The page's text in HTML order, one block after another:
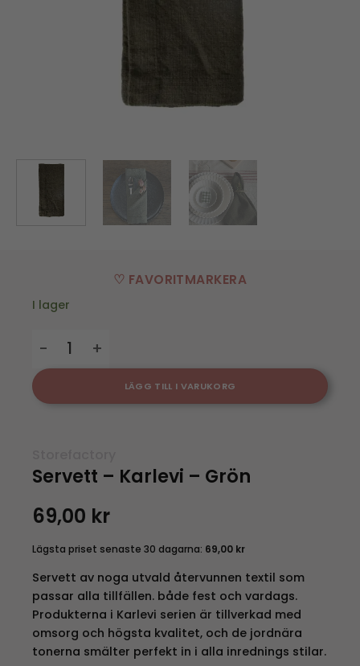
♡ FAVORITMARKERA
I lager
LÄGG TILL I VARUKORG
Servett – Karlevi – Grön
69,00 kr
Lägsta priset senaste 30 dagarna: 69,00 kr
Servett av noga utvald återvunnen textil som
passar alla tillfällen. både fest och vardags.
Produkterna i Karlevi serien är tillverkad med
omsorg och högsta kvalitet, och de jordnära
tonerna smälter perfekt in i alla inrednings stilar.